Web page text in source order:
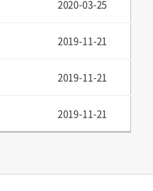
2020-03-25
2019-11-21
2019-11-21
2019-11-21